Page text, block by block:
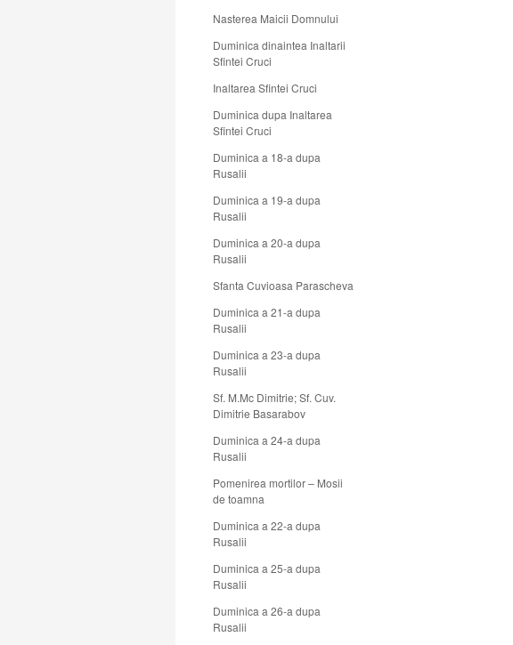
Nasterea Maicii Domnului
Duminica dinaintea Inaltarii
Sfintei Cruci
Inaltarea Sfintei Cruci
Duminica dupa Inaltarea
Sfintei Cruci
Duminica a 18-a dupa
Rusalii
Duminica a 19-a dupa
Rusalii
Duminica a 20-a dupa
Rusalii
Sfanta Cuvioasa Parascheva
Duminica a 21-a dupa
Rusalii
Duminica a 23-a dupa
Rusalii
Sf. M.Mc Dimitrie; Sf. Cuv.
Dimitrie Basarabov
Duminica a 24-a dupa
Rusalii
Pomenirea mortilor – Mosii
de toamna
Duminica a 22-a dupa
Rusalii
Duminica a 25-a dupa
Rusalii
Duminica a 26-a dupa
Rusalii